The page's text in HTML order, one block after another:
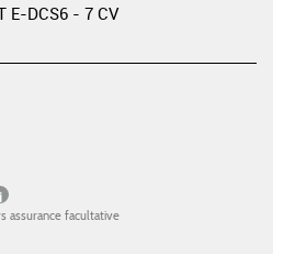
E-DCS6 - 7 CV